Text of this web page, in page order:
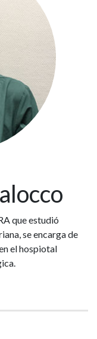
que estudió
se encarga de
el hospiotal